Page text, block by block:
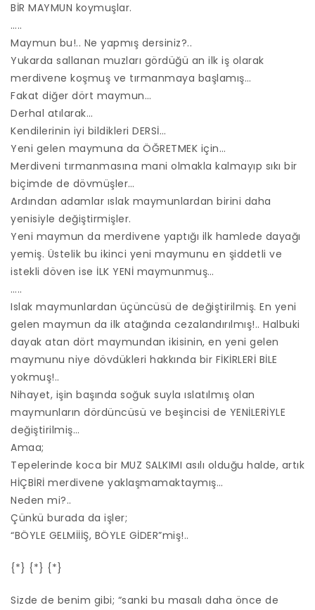
BİR MAYMUN koymuşlar.
…..
Maymun bu!.. Ne yapmış dersiniz?..
Yukarda sallanan muzları gördüğü an ilk iş olarak
merdivene koşmuş ve tırmanmaya başlamış…
Fakat diğer dört maymun…
Derhal atılarak…
Kendilerinin iyi bildikleri DERSİ…
Yeni gelen maymuna da ÖĞRETMEK için…
Merdiveni tırmanmasına mani olmakla kalmayıp sıkı bir
biçimde de dövmüşler…
Ardından adamlar ıslak maymunlardan birini daha
yenisiyle değiştirmişler.
Yeni maymun da merdivene yaptığı ilk hamlede dayağı
yemiş. Üstelik bu ikinci yeni maymunu en şiddetli ve
istekli döven ise İLK YENİ maymunmuş…
…..
Islak maymunlardan üçüncüsü de değiştirilmiş. En yeni
gelen maymun da ilk atağında cezalandırılmış!.. Halbuki
dayak atan dört maymundan ikisinin, en yeni gelen
maymunu niye dövdükleri hakkında bir FİKİRLERİ BİLE
yokmuş!..
Nihayet, işin başında soğuk suyla ıslatılmış olan
maymunların dördüncüsü ve beşincisi de YENİLERİYLE
değiştirilmiş…
Amaa;
Tepelerinde koca bir MUZ SALKIMI asılı olduğu halde, artık
HİÇBİRİ merdivene yaklaşmamaktaymış…
Neden mi?..
Çünkü burada da işler;
“BÖYLE GELMİİİŞ, BÖYLE GİDER”miş!..
{*} {*} {*}
Sizde de benim gibi; “sanki bu masalı daha önce de